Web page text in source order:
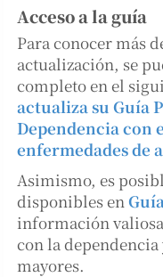
Acceso a la guía
Para conocer más
actualización, se
completo en el
actualiza su Guía
Dependencia con
enfermedades de
Asimismo, es
disponibles en
información
con la
mayores.